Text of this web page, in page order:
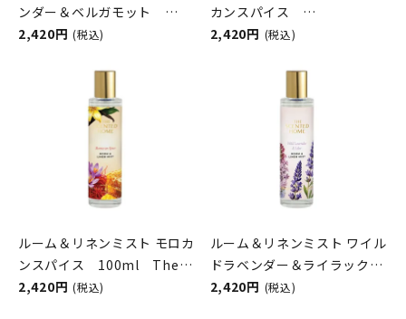
ンダー＆ベルガモット
ASHLEIGH&BURWOOD（ア
2,420円 (税込)
カンスパイス
ASHLEIGH&BURWOOD（ア
2,420円 (税込)
ルーム＆リネンミスト モロカ
ンスパイス 100ml The
Scented Home by Ashleigh
2,420円 (税込)
ルーム＆リネンミスト ワイル
ドラベンダー＆ライラック
100ml The Scented
2,420円 (税込)